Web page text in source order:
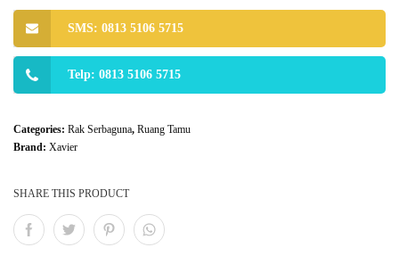
SMS: 0813 5106 5715
Telp: 0813 5106 5715
Categories: Rak Serbaguna, Ruang Tamu
Brand: Xavier
SHARE THIS PRODUCT